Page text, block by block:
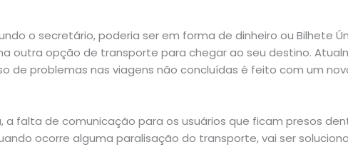
o secretário, poderia ser em forma de dinheiro ou Bilhete
outra opção de transporte para chegar ao seu destino.
de problemas nas viagens não concluídas é feito com um
a falta de comunicação para os usuários que ficam presos
ocorre alguma paralisação do transporte, vai ser